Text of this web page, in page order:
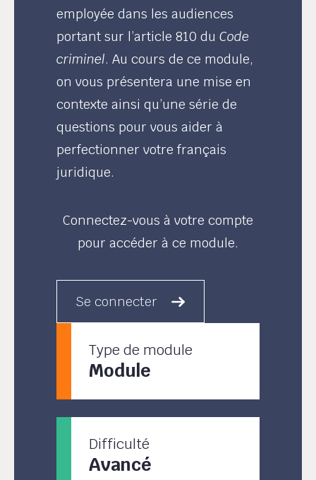
employée dans les audiences
portant sur l’article 810 duCode
criminel. Au cours de ce module,
on vous présentera une mise en
contexte ainsi qu’une série de
questions pour vous aider à
perfectionner votre français
juridique.
Connectez-vous à votre compte
pour accéder à ce module.
Se connecter
Type de module
Module
Difficulté
Avancé